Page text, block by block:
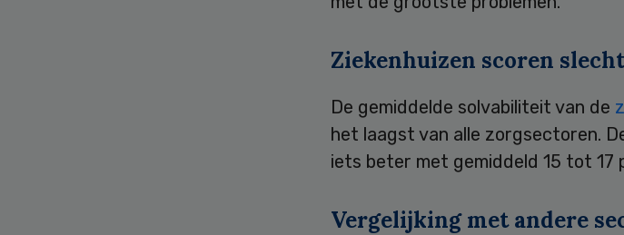
Ziekenhuizen scoren slecht
De gemiddelde solvabiliteit van de
het laagst van alle zorgsectoren.
iets beter met gemiddeld 15 tot 17
Vergelijking met andere